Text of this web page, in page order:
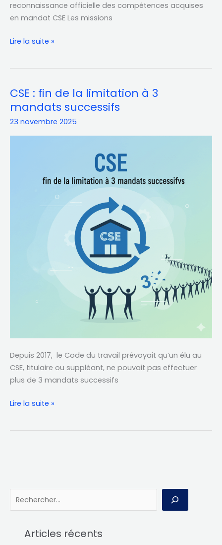
reconnaissance officielle des compétences acquises
en mandat CSE Les missions
Lire la suite »
CSE : fin de la limitation à 3
mandats successifs
23 novembre 2025
Depuis 2017, le Code du travail prévoyait qu’un élu au
CSE, titulaire ou suppléant, ne pouvait pas effectuer
plus de 3 mandats successifs
CSE
fin
successifs
Lire la suite »
e
Articles récents